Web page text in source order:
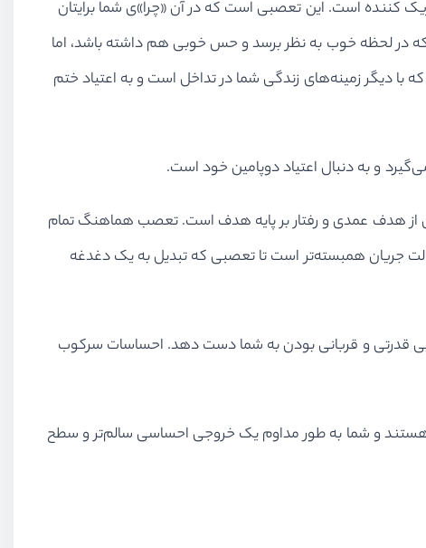
است. این تعصبی است که در آن «چرا»ی شما برایتان
در لحظه خوب به نظر برسد و حس خوبی هم داشته باشد، اما
زمینه‌های زندگی شما در تداخل است و به اعتیاد ختم
و به دنبال اعتیاد دوپامین خود است.
از هدف عمدی و رفتار بر پایه هدف است. تعصب هماهنگ تمام
جریان همبسته‌تر است تا تعصبی که تبدیل به یک دغدغه
قدرتی و قربانی بودن به شما دست دهد. احساسات سرکوب
هستند و شما به طور مداوم یک خروجی احساسی سالم‌تر و سطح